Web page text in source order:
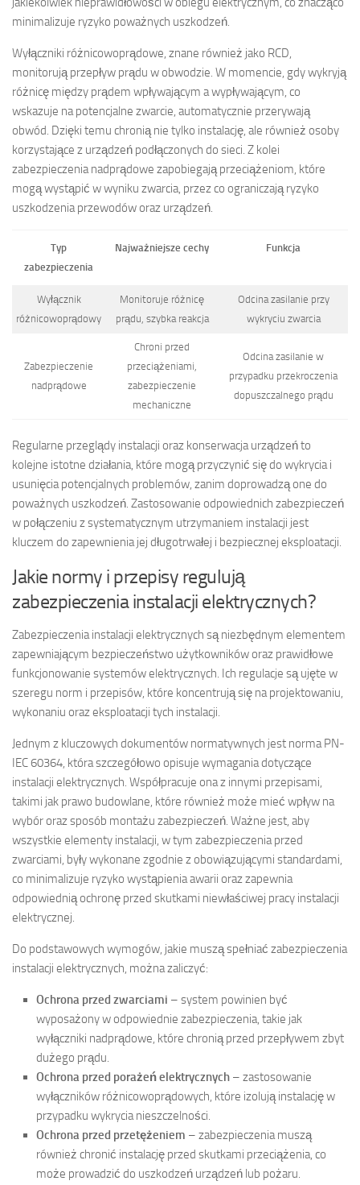
minimalizuje ryzyko poważnych uszkodzeń.
Wyłączniki różnicowoprądowe, znane również jako RCD,
monitorują przepływ prądu w obwodzie. W momencie, gdy wykryją
różnicę między prądem wpływającym a wypływającym, co
wskazuje na potencjalne zwarcie, automatycznie przerywają
obwód. Dzięki temu chronią nie tylko instalację, ale również osoby
korzystające z urządzeń podłączonych do sieci. Z kolei
zabezpieczenia nadprądowe zapobiegają przeciążeniom, które
mogą wystąpić w wyniku zwarcia, przez co ograniczają ryzyko
uszkodzenia przewodów oraz urządzeń.
Typ
zabezpieczenia
Najważniejsze cechy Funkcja
Wyłącznik
różnicowoprądowy
Monitoruje różnicę
prądu, szybka reakcja
Odcina zasilanie przy
wykryciu zwarcia
Zabezpieczenie
nadprądowe
Chroni przed
przeciążeniami,
zabezpieczenie
mechaniczne
Odcina zasilanie w
przypadku przekroczenia
dopuszczalnego prądu
Regularne przeglądy instalacji oraz konserwacja urządzeń to
kolejne istotne działania, które mogą przyczynić się do wykrycia i
usunięcia potencjalnych problemów, zanim doprowadzą one do
poważnych uszkodzeń. Zastosowanie odpowiednich zabezpieczeń
w połączeniu z systematycznym utrzymaniem instalacji jest
kluczem do zapewnienia jej długotrwałej i bezpiecznej eksploatacji.
Jakie normy i przepisy regulują
zabezpieczenia instalacji elektrycznych?
Zabezpieczenia instalacji elektrycznych są niezbędnym elementem
zapewniającym bezpieczeństwo użytkowników oraz prawidłowe
funkcjonowanie systemów elektrycznych. Ich regulacje są ujęte w
szeregu norm i przepisów, które koncentrują się na projektowaniu,
wykonaniu oraz eksploatacji tych instalacji.
Jednym z kluczowych dokumentów normatywnych jest norma PN-
IEC 60364, która szczegółowo opisuje wymagania dotyczące
instalacji elektrycznych. Współpracuje ona z innymi przepisami,
takimi jak prawo budowlane, które również może mieć wpływ na
wybór oraz sposób montażu zabezpieczeń. Ważne jest, aby
wszystkie elementy instalacji, w tym zabezpieczenia przed
zwarciami, były wykonane zgodnie z obowiązującymi standardami,
co minimalizuje ryzyko wystąpienia awarii oraz zapewnia
odpowiednią ochronę przed skutkami niewłaściwej pracy instalacji
elektrycznej.
Do podstawowych wymogów, jakie muszą spełniać zabezpieczenia
instalacji elektrycznych, można zaliczyć:
Ochrona przed zwarciami – system powinien być
wyposażony w odpowiednie zabezpieczenia, takie jak
wyłączniki nadprądowe, które chronią przed przepływem zbyt
dużego prądu.
Ochrona przed porażeń elektrycznych – zastosowanie
wyłączników różnicowoprądowych, które izolują instalację w
przypadku wykrycia nieszczelności.
Ochrona przed przetężeniem – zabezpieczenia muszą
również chronić instalację przed skutkami przeciążenia, co
może prowadzić do uszkodzeń urządzeń lub pożaru.